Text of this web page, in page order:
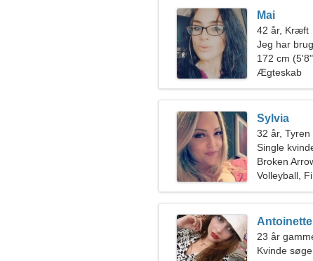
Mai
42 år, Kræft
Jeg har
danse
172 cm
Ægteskab
Sylvia
32 år, Tyren
Single
Broken
Volleyball,
Antoinette
23 år
Kvinde